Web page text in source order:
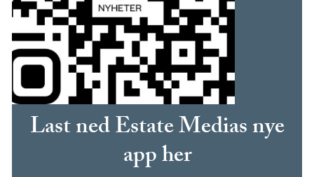
Last ned Estate Medias nye
app her